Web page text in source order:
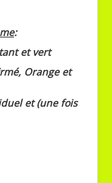
:
et vert
Orange et
et (une fois